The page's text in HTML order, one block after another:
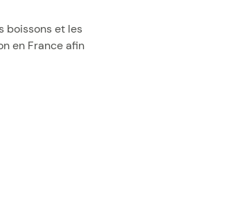
boissons et les
en France afin